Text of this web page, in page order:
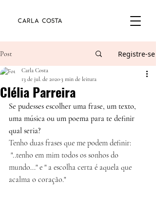
Post Registre-se
Clélia Parreira
Carla Costa
13 de jul. de 20203 min de leitura
Se pudesses escolher uma frase, um texto,
uma música ou um poema para te definir
qual seria?
Tenho duas frases que me podem definir:
mundo..." e " a escolha certa é aquela que
acalma o coração."